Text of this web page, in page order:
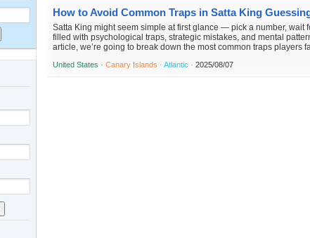
How to Avoid Common Traps in Satta King
Satta King might seem simple at first glance — pick a number,
filled with psychological traps, strategic mistakes, and mental
article, we’re going to break down the most common traps players
United States ·Canary Islands ·Atlantic ·2025/08/07